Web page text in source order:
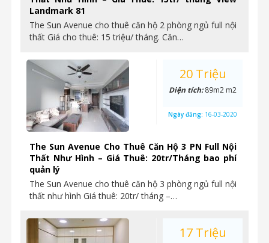
Landmark 81
The Sun Avenue cho thuê căn hộ 2 phòng ngủ full nội
thất Giá cho thuê: 15 triệu/ tháng. Căn…
The Sun Avenue Cho Thuê Căn Hộ 3 PN Full Nội
Thất Như Hình – Giá Thuê: 20tr/Tháng bao phí
quản lý
The Sun Avenue cho thuê căn hộ 3 phòng ngủ full nội
thất như hình Giá thuê: 20tr/ tháng –…
20 Triệu
Diện tích:89m2 m2
Ngày đăng: 16-03-2020
17 Triệu